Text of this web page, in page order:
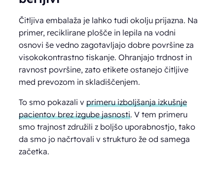
Čitljiva embalaža je lahko tudi okolju prijazna. Na
primer, reciklirane plošče in lepila na vodni
osnovi še vedno zagotavljajo dobre površine za
visokokontrastno tiskanje. Ohranjajo trdnost in
ravnost površine, zato etikete ostanejo čitljive
med prevozom in skladiščenjem.
To smo pokazali vprimeru izboljšanja izkušnje
pacientov brez izgube jasnosti. V tem primeru
smo trajnost združili z boljšo uporabnostjo, tako
da smo jo načrtovali v strukturo že od samega
začetka.